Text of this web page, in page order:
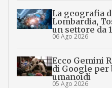
La geografia
Lombardia,
un settore da
06 Ago 2026
Ecco Gemini
di Google per
umanoidi
05 Ago 2026